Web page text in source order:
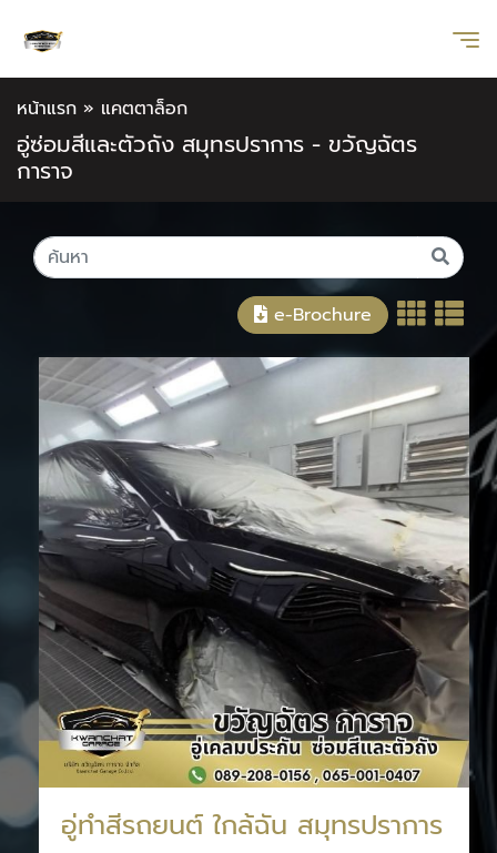
หน้าแรก » แคตตาล็อก
อู่ซ่อมสีและตัวถัง สมุทรปราการ - ขวัญฉัตร
การาจ
e-Brochure
อู่ทําสีรถยนต์ ใกล้ฉัน สมุทรปราการ